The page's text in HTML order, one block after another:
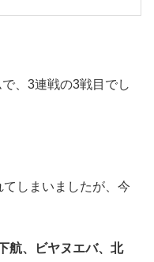
、3連戦の3戦目でし
しまいましたが、今
航、ビヤヌエバ、北